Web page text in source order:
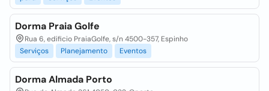
Dorma Praia Golfe
Rua 6, edificio PraiaGolfe, s/n 4500-357, Espinho
Serviços
Planejamento Eventos
Dorma Almada Porto